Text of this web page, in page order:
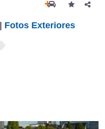
Fotos Exteriores